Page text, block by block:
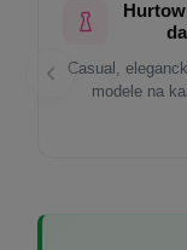
Casual,
modele na